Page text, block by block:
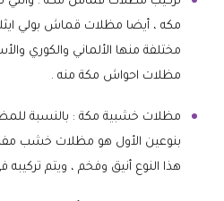
مكه ، أيضا مظلات قماش بولي
مختلفة منها الألماني والكوري
مظلات احواش مكة منه .
مظلات خشبية مكة : بالنسبة
بنوعين الأول هو مظلات خشب
هذا النوع أنيق وفخم ، ويتم تركيبه